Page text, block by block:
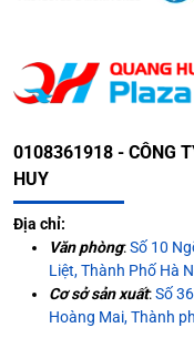
0108361918 - CÔNG
HUY
Địa chỉ:
Văn phòng:Số 10
Liệt, Thành Phố Hà
Cơ sở sản xuất:Số
Hoàng Mai, Thành